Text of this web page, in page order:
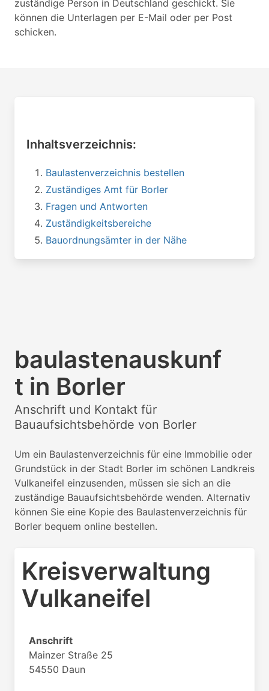
zuständige Person in Deutschland geschickt. Sie
können die Unterlagen per E-Mail oder per Post
schicken.
Inhaltsverzeichnis:
Baulastenverzeichnis bestellen
Zuständiges Amt für Borler
Fragen und Antworten
Zuständigkeitsbereiche
Bauordnungsämter in der Nähe
baulastenauskunf
t in Borler
Anschrift und Kontakt für
Bauaufsichtsbehörde von Borler
Um ein Baulastenverzeichnis für eine Immobilie oder
Grundstück in der Stadt Borler im schönen Landkreis
Vulkaneifel einzusenden, müssen sie sich an die
zuständige Bauaufsichtsbehörde wenden. Alternativ
können Sie eine Kopie des Baulastenverzeichnis für
Borler bequem online bestellen.
Kreisverwaltung
Vulkaneifel
Anschrift
Mainzer Straße 25
54550 Daun